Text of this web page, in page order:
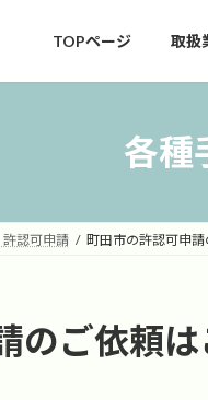
TOPページ 取扱
各種
認可申請 町田市の許認可申
のご依頼